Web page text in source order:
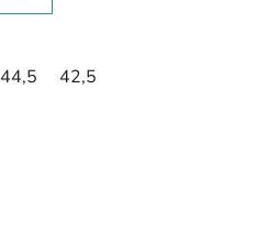
44,5 42,5